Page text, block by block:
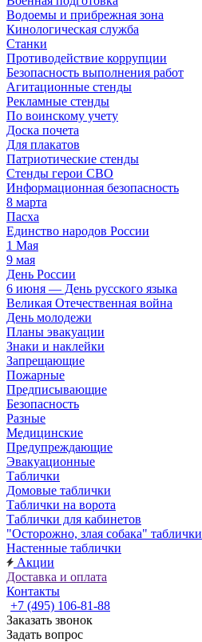
Водоемы и прибрежная зона
Кинологическая служба
Станки
Противодействие коррупции
Безопасность выполнения работ
Агитационные стенды
Рекламные стенды
По воинскому учету
Доска почета
Для плакатов
Патриотические стенды
Стенды герои СВО
Информационная безопасность
8 марта
Пасха
Единство народов России
1 Мая
9 мая
День России
6 июня — День русского языка
Великая Отечественная война
День молодежи
Планы эвакуации
Знаки и наклейки
Запрещающие
Пожарные
Предписывающие
Безопасность
Разные
Медицинские
Предупреждающие
Эвакуационные
Таблички
Домовые таблички
Таблички на ворота
Таблички для кабинетов
"Осторожно, злая собака" таблички
Настенные таблички
Акции
Доставка и оплата
Контакты
+7 (495) 106-81-88
Заказать звонок
Задать вопрос